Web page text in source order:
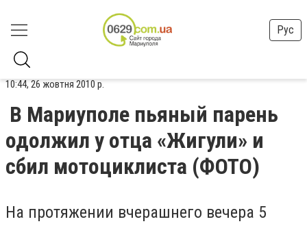
Рус
10:44, 26 жовтня 2010 р.
В Мариуполе пьяный парень
одолжил у отца «Жигули» и
сбил мотоциклиста (ФОТО)
На протяжении вчерашнего вечера 5